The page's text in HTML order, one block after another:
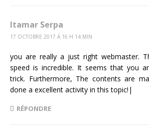
Itamar Serpa
17 OCTOBRE 2017 Á 16 H 14 MIN
you are really a just right webmaster.
speed is incredible. It seems that you
trick. Furthermore, The contents are
done a excellent activity in this topic!|
RÉPONDRE